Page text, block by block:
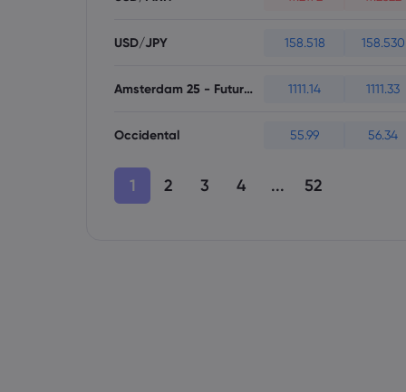
USD/JPY 158.518 158.530
Amsterdam 25 - Futures 1111.14 1111.33
Occidental 55.99 56.34
1 2 3 4 ... 52